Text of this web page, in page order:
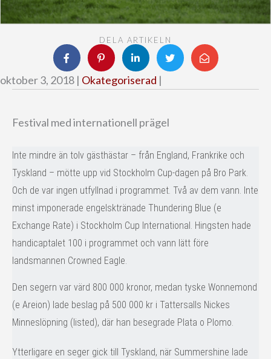
DELA ARTIKELN
oktober 3, 2018 | Okategoriserad |
Festival med internationell prägel
Inte mindre än tolv gästhästar – från England, Frankrike och
Tyskland – mötte upp vid Stockholm Cup-dagen på Bro Park.
Och de var ingen utfyllnad i programmet. Två av dem vann. Inte
minst imponerade engelsktränade Thundering Blue (e
Exchange Rate) i Stockholm Cup International. Hingsten hade
handicaptalet 100 i programmet och vann lätt före
landsmannen Crowned Eagle.
Den segern var värd 800 000 kronor, medan tyske Wonnemond
(e Areion) lade beslag på 500 000 kr i Tattersalls Nickes
Minneslöpning (listed), där han besegrade Plata o Plomo.
Ytterligare en seger gick till Tyskland, när Summershine lade